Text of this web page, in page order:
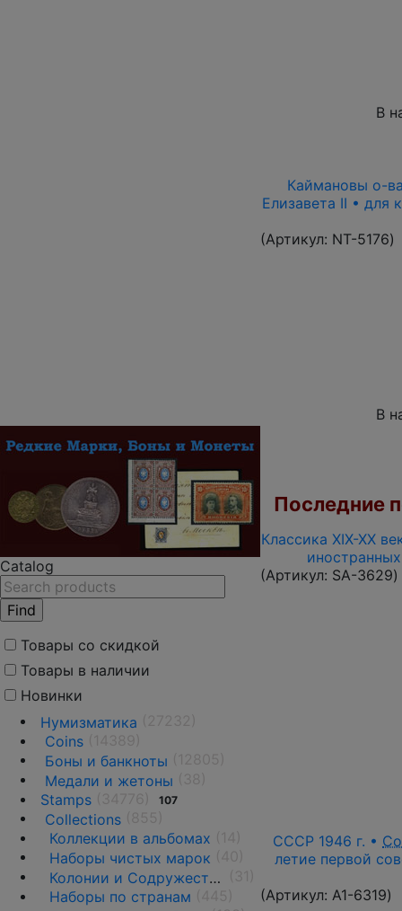
Catalog
Товары со скидкой
Товары в наличии
Новинки
Нумизматика
Coins
Боны и банкноты
Медали и жетоны
Stamps
107
Collections
Коллекции в альбомах
Наборы чистых марок
Колонии и Содружества
Наборы по странам
В
Каймановы о-
Елизавета II • для
(Артикул: NT-5176)
В
Последние
Классика XIX-XX
(Артикул: SA-3629)
СССР 1946 г. •
летие первой
(Артикул: A1-6319)